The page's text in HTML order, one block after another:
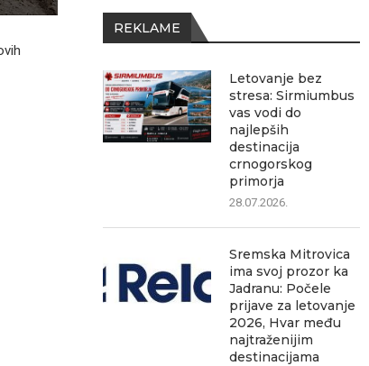
REKLAME
Letovanje bez
stresa: Sirmiumbus
vas vodi do
najlepših
destinacija
crnogorskog
primorja
28.07.2026.
Sremska Mitrovica
ima svoj prozor ka
Jadranu: Počele
prijave za letovanje
2026, Hvar među
najtraženijim
destinacijama